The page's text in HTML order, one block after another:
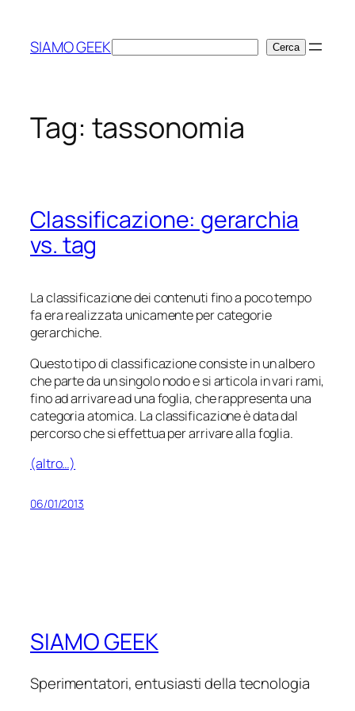
contenuto
SIAMO GEEKCerca Cerca
Tag: tassonomia
Classificazione: gerarchia
vs. tag
La classificazione dei contenuti fino a poco tempo
fa era realizzata unicamente per categorie
gerarchiche.
Questo tipo di classificazione consiste in un albero
che parte da un singolo nodo e si articola in vari rami,
fino ad arrivare ad una foglia, che rappresenta una
categoria atomica. La classificazione è data dal
percorso che si effettua per arrivare alla foglia.
(altro…)
06/01/2013
SIAMO GEEK
Sperimentatori, entusiasti della tecnologia